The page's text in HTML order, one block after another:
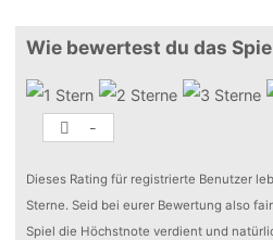
Wie bewertest du das
-
Dieses Rating für registrierte Benutzer
Sterne. Seid bei eurer Bewertung also fair
Spiel die Höchstnote verdient und